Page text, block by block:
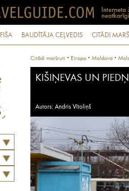
BAUDĪTĀJA CEĻVEDIS CITĀDI
Citādi maršruti · Eiropa · Moldova ·
KIŠIŅEVAS UN
Autors: Andris Vītoliņš